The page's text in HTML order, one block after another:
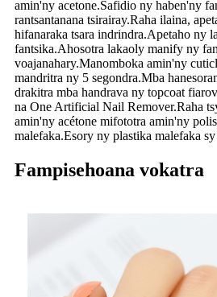
amin'ny acetone.Safidio ny haben'ny
rantsantanana tsirairay.Raha ilaina,
hifanaraka tsara indrindra.Apetaho ny
fantsika.Ahosotra lakaoly manify ny
voajanahary.Manomboka amin'ny
mandritra ny 5 segondra.Mba
drakitra mba handrava ny topcoat
na One Artificial Nail Remover.Raha
amin'ny acétone mifototra amin'ny
malefaka.Esory ny plastika malefaka
Fampisehoana vokatra